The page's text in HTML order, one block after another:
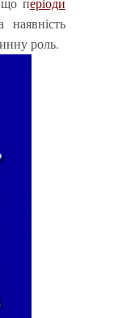
наявність
роль.